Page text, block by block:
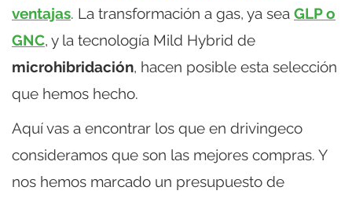
ventajas. La transformación a gas, ya sea GLP o
GNC, y la tecnología Mild Hybrid de
microhibridación, hacen posible esta selección
que hemos hecho.
Aquí vas a encontrar los que en drivingeco
consideramos que son las mejores compras. Y
nos hemos marcado un presupuesto de